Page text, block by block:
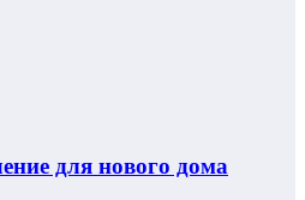
для нового дома